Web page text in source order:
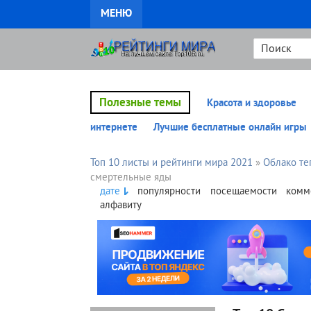
МЕНЮ
Полезные темы
Красота и здоровье
интернете
Лучшие бесплатные онлайн игры
Топ 10 листы и рейтинги мира 2021 » Облако
смертельные яды
дате
популярности посещаемости
алфавиту